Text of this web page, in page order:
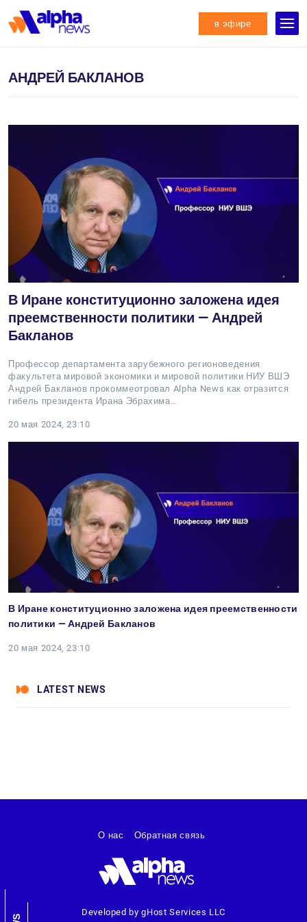
в эфире
АНДРЕЙ БАКЛАНОВ
В Иране конституционно заложена идея
преемственности политики — Андрей
Бакланов
Профессор департамента зарубежного регионоведения
факультета мировой экономики и мировой политики НИУ ВШЭ
Андрей Бакланов прокоммеотровал Alpha News как отразится
гибель президента Ирана Эбрахима…
20 мая 2024, 23:10
В Иране конституционно заложена идея преемственности
политики — Андрей Бакланов
20 мая 2024, 23:10
LATEST NEWS
Developed by gHost Services LLC
О нас Обратная связь